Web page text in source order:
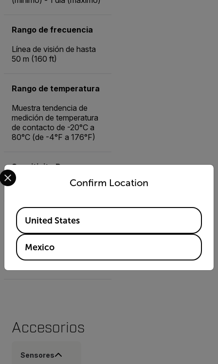
Rango de frecuencia
Línea de visión de hasta
50 m (160 ft)
Rango de temperatura
Muestra tendencia de
medición de temperatura
de contacto de -20°C a
80°C (de -4°F a 176°F)
Sensitivity Range
± 16 g
Vibration Analysis Data
Grms, Vrms (ISO10816),
pico, factor de cresta,
curtosis, asimetría,
Accesorios
Sensores
Confirm Location
Select your preferred country and language from the
Available Locations
United States
Mexico